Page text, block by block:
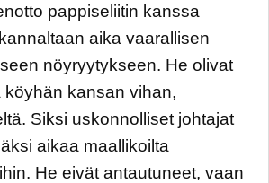
pappiseliitin kanssa
aika vaarallisen
nöyryytykseen. He olivat
kansan vihan,
Siksi uskonnolliset johtajat
aikaa maallikoilta
He eivät antautuneet, vaan